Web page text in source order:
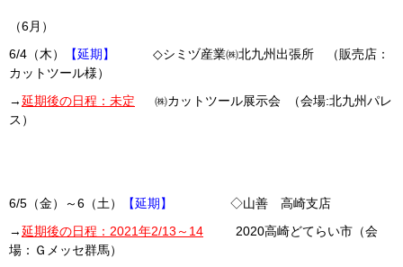
（6月）
6/4（木）
【延期】
◇シミヅ産業㈱北九州出張所 （販売店：
カットツール様）
→延期後の日程：未定 ㈱カットツール展示会 （会場:北九州パレ
ス）
6/5（金）～6（土） 【延期】
◇山善 高崎支店
→延期後の日程：2021年2/13～14 2020高崎どてらい市（会
場：Ｇメッセ群馬）